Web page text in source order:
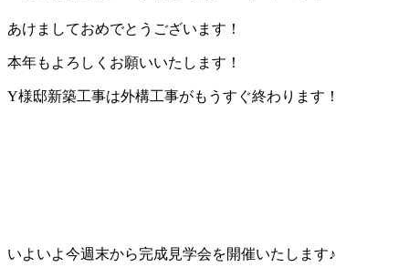
あけましておめでとうございます！
本年もよろしくお願いいたします！
Y様邸新築工事は外構工事がもうすぐ終わります！
いよいよ今週末から完成見学会を開催いたします♪